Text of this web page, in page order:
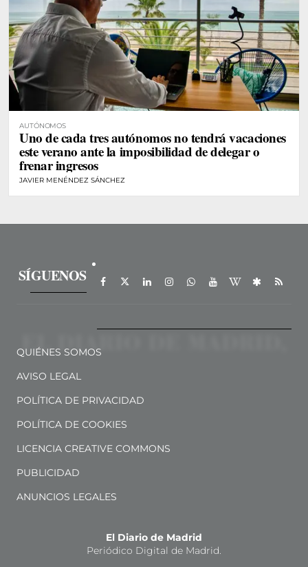
AUTÓNOMOS
Uno de cada tres autónomos no tendrá vacaciones
este verano ante la imposibilidad de delegar o
frenar ingresos
JAVIER MENÉNDEZ SÁNCHEZ
SÍGUENOS
QUIÉNES SOMOS
AVISO LEGAL
POLÍTICA DE PRIVACIDAD
POLÍTICA DE COOKIES
LICENCIA CREATIVE COMMONS
PUBLICIDAD
ANUNCIOS LEGALES
El Diario de Madrid
Periódico Digital de Madrid.